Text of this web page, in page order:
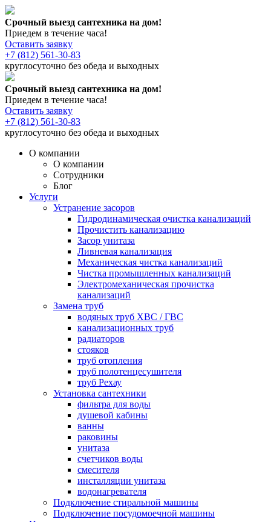
Срочный выезд сантехника на дом!
Приедем в течение часа!
Оставить заявку
+7 (812) 561-30-83
круглосуточно без обеда и выходных
Срочный выезд сантехника на дом!
Приедем в течение часа!
Оставить заявку
+7 (812) 561-30-83
круглосуточно без обеда и выходных
О компании
О компании
Сотрудники
Блог
Услуги
Устранение засоров
Гидродинамическая очистка канализаций
Прочистить канализацию
Засор унитаза
Ливневая канализация
Механическая чистка канализаций
Чистка промышленных канализаций
Электромеханическая прочистка
канализаций
Замена труб
водяных труб ХВС / ГВС
канализационных труб
радиаторов
стояков
труб отопления
труб полотенцесушителя
труб Рехау
Установка сантехники
фильтра для воды
душевой кабины
ванны
раковины
унитаза
счетчиков воды
смесителя
инсталляции унитаза
водонагревателя
Подключение стиральной машины
Подключение посудомоечной машины